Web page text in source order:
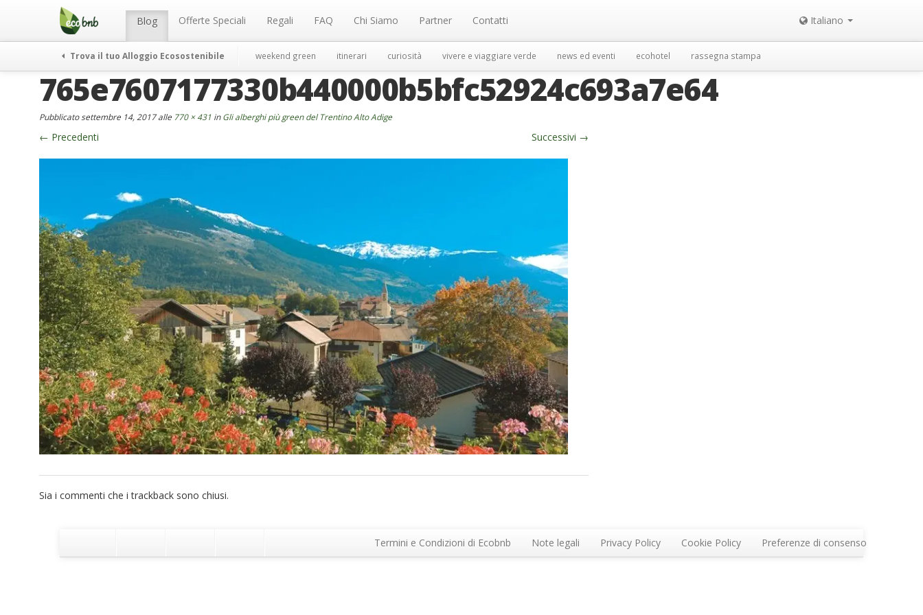
Menu Blog Offerte Speciali Regali FAQ Chi Siamo Partner Contatti Italiano
Trova il tuo Alloggio Ecosostenibile weekend green itinerari curiosità vivere e viaggiare verde news ed eventi ecohotel rassegna stampa
765e7607177330b440000b5bfc52924c693a7e64
Pubblicatosettembre 14, 2017alle 770 × 431 inGli alberghi più green del Trentino Alto Adige
← Precedenti Successivi →
Sia i commenti che i trackback sono chiusi.
Termini e Condizioni di Ecobnb Note legali Privacy Policy Cookie Policy Preferenze di consenso